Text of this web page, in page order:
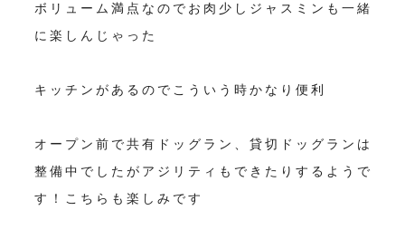
ボリューム満点なのでお肉少しジャスミンも一緒
に楽しんじゃった
キッチンがあるのでこういう時かなり便利
オープン前で共有ドッグラン、貸切ドッグランは
整備中でしたがアジリティもできたりするようで
す！こちらも楽しみです